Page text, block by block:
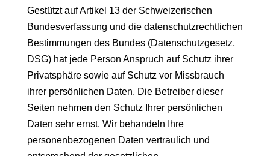
Gestützt auf Artikel 13 der Schweizerischen
Bundesverfassung und die datenschutzrechtlichen
Bestimmungen des Bundes (Datenschutzgesetz,
DSG) hat jede Person Anspruch auf Schutz ihrer
Privatsphäre sowie auf Schutz vor Missbrauch
ihrer persönlichen Daten. Die Betreiber dieser
Seiten nehmen den Schutz Ihrer persönlichen
Daten sehr ernst. Wir behandeln Ihre
personenbezogenen Daten vertraulich und